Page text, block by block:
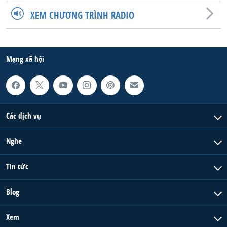
XEM CHƯƠNG TRÌNH RADIO
Mạng xã hội
Các dịch vụ
Nghe
Tin tức
Blog
Xem